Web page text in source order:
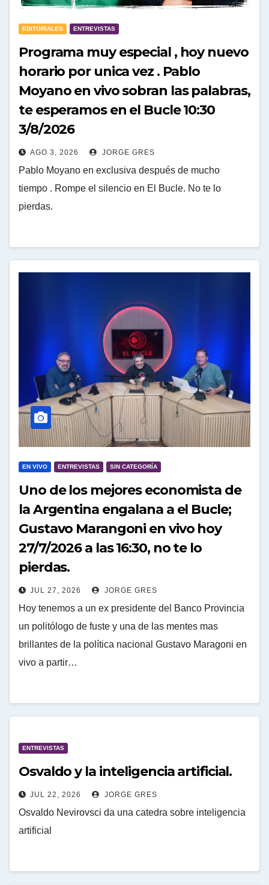
EDITORIALES ENTREVISTAS
Programa muy especial , hoy nuevo
horario por unica vez . Pablo
Moyano en vivo sobran las palabras,
te esperamos en el Bucle 10:30
3/8/2026
AGO 3, 2026 JORGE GRES
Pablo Moyano en exclusiva después de mucho
tiempo . Rompe el silencio en El Bucle. No te lo
pierdas.
EN VIVO ENTREVISTAS SIN CATEGORÍA
Uno de los mejores economista de
la Argentina engalana a el Bucle;
Gustavo Marangoni en vivo hoy
27/7/2026 a las 16:30, no te lo
pierdas.
JUL 27, 2026 JORGE GRES
Hoy tenemos a un ex presidente del Banco Provincia
un politólogo de fuste y una de las mentes mas
brillantes de la política nacional Gustavo Maragoni en
vivo a partir…
ENTREVISTAS
Osvaldo y la inteligencia artificial.
JUL 22, 2026 JORGE GRES
Osvaldo Nevirovsci da una catedra sobre inteligencia
artificial